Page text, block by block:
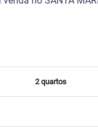
2 quartos